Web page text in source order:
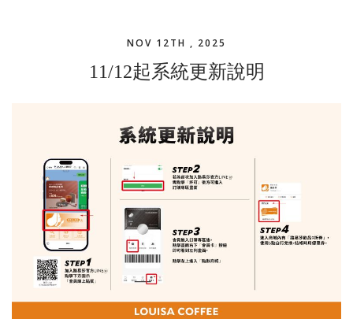
NOV 12TH , 2025
11/12起系統更新說明